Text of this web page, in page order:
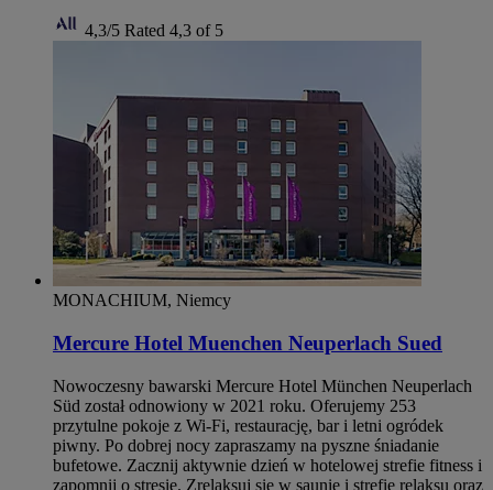
4,3/5 Rated 4,3 of 5
MONACHIUM, Niemcy
Mercure Hotel Muenchen Neuperlach Sued
Nowoczesny bawarski Mercure Hotel München Neuperlach
Süd został odnowiony w 2021 roku. Oferujemy 253
przytulne pokoje z Wi‑Fi, restaurację, bar i letni ogródek
piwny. Po dobrej nocy zapraszamy na pyszne śniadanie
bufetowe. Zacznij aktywnie dzień w hotelowej strefie fitness i
zapomnij o stresie. Zrelaksuj się w saunie i strefie relaksu oraz